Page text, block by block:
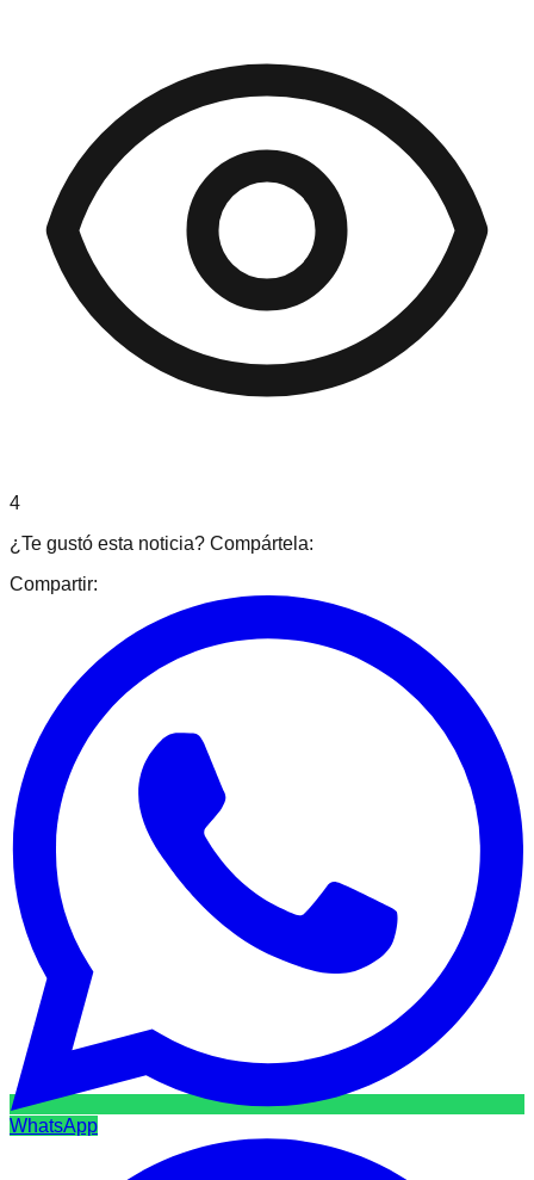
4
¿Te gustó esta noticia? Compártela:
Compartir:
WhatsApp